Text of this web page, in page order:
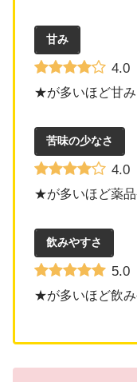
甘み
4.0
★が多いほど甘み
苦味の少なさ
4.0
★が多いほど薬
飲みやすさ
5.0
★が多いほど飲